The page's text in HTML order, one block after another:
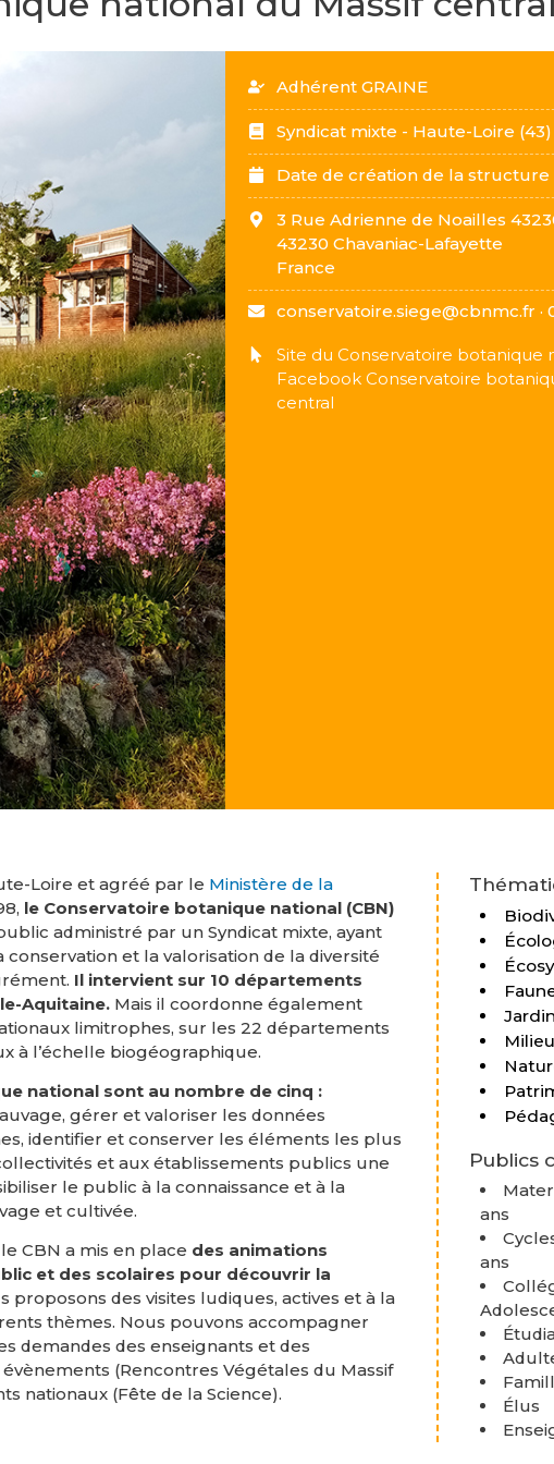
Adhérent GRAINE
Syndicat mixte - Haute-Loire (43)
Date de création de la
3 Rue Adrienne de Noailles
43230 Chavaniac-Lafayette
France
conservatoire.siege@cbnmc.fr ·
Site du Conservatoire botanique
Facebook Conservatoire
central
Loire et agréé par le Ministère de la
le Conservatoire botanique national (CBN)
administré par un Syndicat mixte, ayant
et la valorisation de la diversité
Il intervient sur 10 départements
Aquitaine. Mais il coordonne également
limitrophes, sur les 22 départements
à l’échelle biogéographique.
national sont au nombre de cinq :
gérer et valoriser les données
identifier et conserver les éléments les plus
et aux établissements publics une
le public à la connaissance et à la
et cultivée.
CBN a mis en place des animations
et des scolaires pour découvrir la
proposons des visites ludiques, actives et à la
thèmes. Nous pouvons accompagner
demandes des enseignants et des
(Rencontres Végétales du Massif
nationaux (Fête de la Science).
Jardin
Publics
ans
ans
Élus